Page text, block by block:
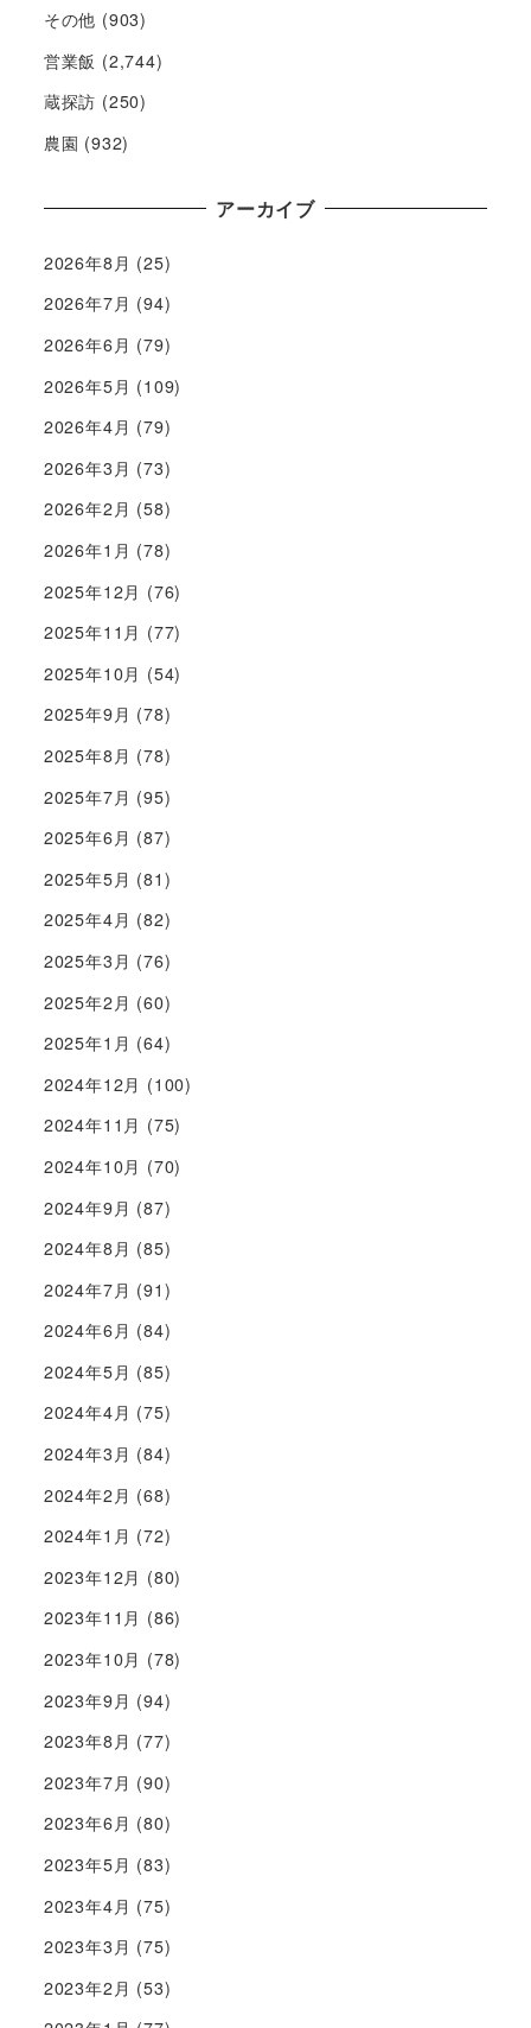
その他 (903)
営業飯 (2,744)
蔵探訪 (250)
農園 (932)
アーカイブ
2026年8月 (25)
2026年7月 (94)
2026年6月 (79)
2026年5月 (109)
2026年4月 (79)
2026年3月 (73)
2026年2月 (58)
2026年1月 (78)
2025年12月 (76)
2025年11月 (77)
2025年10月 (54)
2025年9月 (78)
2025年8月 (78)
2025年7月 (95)
2025年6月 (87)
2025年5月 (81)
2025年4月 (82)
2025年3月 (76)
2025年2月 (60)
2025年1月 (64)
2024年12月 (100)
2024年11月 (75)
2024年10月 (70)
2024年9月 (87)
2024年8月 (85)
2024年7月 (91)
2024年6月 (84)
2024年5月 (85)
2024年4月 (75)
2024年3月 (84)
2024年2月 (68)
2024年1月 (72)
2023年12月 (80)
2023年11月 (86)
2023年10月 (78)
2023年9月 (94)
2023年8月 (77)
2023年7月 (90)
2023年6月 (80)
2023年5月 (83)
2023年4月 (75)
2023年3月 (75)
2023年2月 (53)